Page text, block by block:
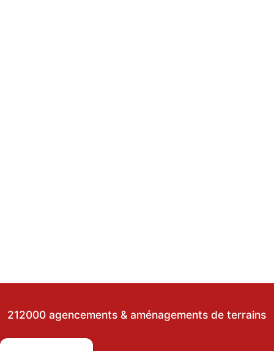
212000 agencements & aménagements de terrains